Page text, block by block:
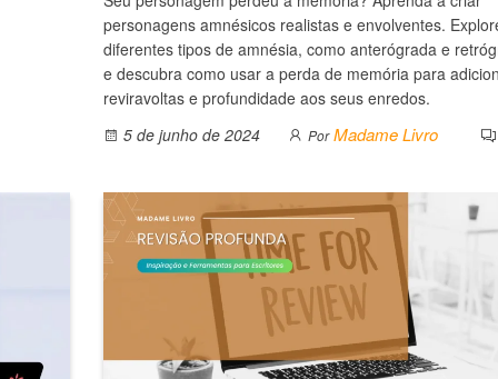
personagens amnésicos realistas e envolventes.
diferentes tipos de amnésia, como anterógrada e
e descubra como usar a perda de memória para
reviravoltas e profundidade aos seus enredos.
5 de junho de 2024
Por Madame Livro